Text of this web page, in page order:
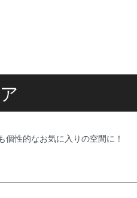
個性的なお気に入りの空間に！